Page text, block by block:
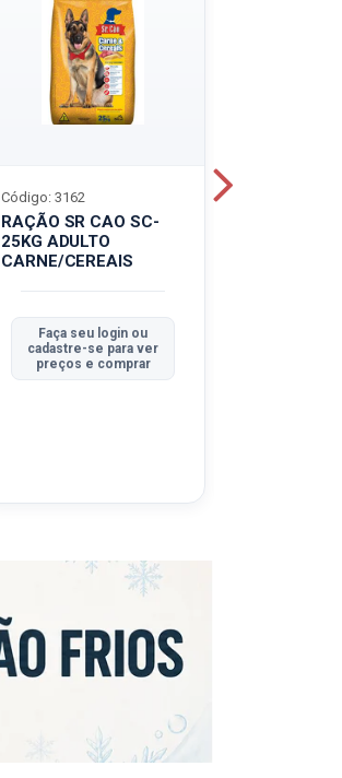
RAÇÃO SR CAO SC-
25KG ADULTO
CARNE/CEREAIS
Código: 3162
Faça seu login ou
cadastre-se para ver
preços e comprar